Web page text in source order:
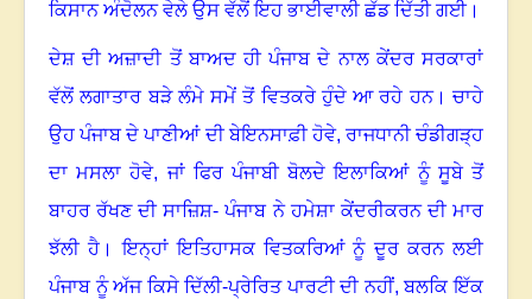
ਕਿਸਾਨ ਅੰਦੋਲਨ ਵੇਲੇ ਉਸ ਵੱਲੋਂ ਇਹ ਭਾਈਵਾਲੀ ਛੱਡ ਦਿੱਤੀ ਗਈ।
ਦੇਸ਼ ਦੀ ਅਜ਼ਾਦੀ ਤੋਂ ਬਾਅਦ ਹੀ ਪੰਜਾਬ ਦੇ ਨਾਲ ਕੇਂਦਰ ਸਰਕਾਰਾਂ
ਵੱਲੋਂ ਲਗਾਤਾਰ ਬੜੇ ਲੰਮੇ ਸਮੇਂ ਤੋਂ ਵਿਤਕਰੇ ਹੁੰਦੇ ਆ ਰਹੇ ਹਨ।ਚਾਹੇ
ਉਹ ਪੰਜਾਬ ਦੇ ਪਾਣੀਆਂ ਦੀ ਬੇਇਨਸਾਫ਼ੀ ਹੋਵੇ, ਰਾਜਧਾਨੀ ਚੰਡੀਗੜ੍ਹ
ਦਾ ਮਸਲਾ ਹੋਵੇ,ਜਾਂ ਫਿਰ ਪੰਜਾਬੀ ਬੋਲਦੇ ਇਲਾਕਿਆਂ ਨੂੰ ਸੂਬੇ ਤੋਂ
ਬਾਹਰ ਰੱਖਣ ਦੀ ਸਾਜ਼ਿਸ਼- ਪੰਜਾਬ ਨੇ ਹਮੇਸ਼ਾ ਕੇਂਦਰੀਕਰਨ ਦੀ ਮਾਰ
ਝੱਲੀ ਹੈ ।ਇਨ੍ਹਾਂ ਇਤਿਹਾਸਕ ਵਿਤਕਰਿਆਂ ਨੂੰ ਦੂਰ ਕਰਨ ਲਈ
ਪੰਜਾਬ ਨੂੰ ਅੱਜ ਕਿਸੇ ਦਿੱਲੀ-ਪ੍ਰੇਰਿਤ ਪਾਰਟੀ ਦੀ ਨਹੀਂ,ਬਲਕਿ ਇੱਕ